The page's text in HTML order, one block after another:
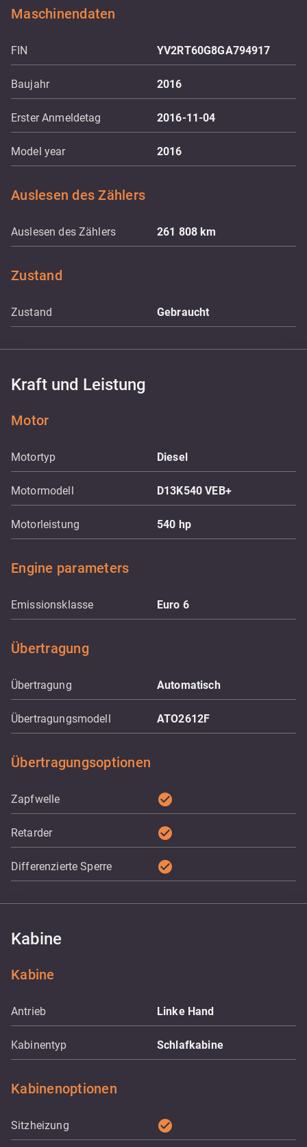
Maschinendaten
FIN YV2RT60G8GA794917
Baujahr 2016
Erster Anmeldetag 2016-11-04
Model year 2016
Auslesen des Zählers
Auslesen des Zählers 261 808km
Zustand
Zustand Gebraucht
Kraft und Leistung
Motor
Motortyp Diesel
Motormodell D13K540 VEB+
Motorleistung 540 hp
Engine parameters
Emissionsklasse Euro 6
Übertragung
Übertragung Automatisch
Übertragungsmodell ATO2612F
Übertragungsoptionen
Zapfwelle check_circle
Retarder check_circle
Differenzierte Sperre check_circle
Kabine
Kabine
Antrieb Linke Hand
Kabinentyp Schlafkabine
Kabinenoptionen
Sitzheizung check_circle